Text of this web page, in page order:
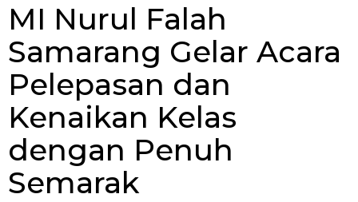
MI Nurul Falah
Samarang Gelar Acara
Pelepasan dan
Kenaikan Kelas
dengan Penuh
Semarak